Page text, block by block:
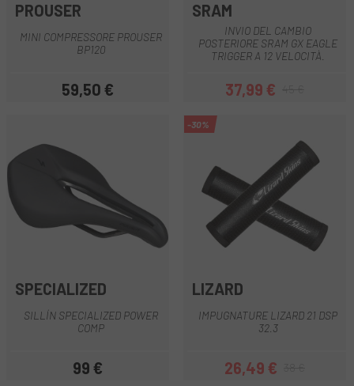
PROUSER
MINI COMPRESSORE PROUSER
BP120
Prezzo
59,50 €
SRAM
INVIO DEL CAMBIO
POSTERIORE SRAM GX EAGLE
TRIGGER A 12 VELOCITÀ.
Prezzo
37,99 €Prezzo base
SPECIALIZED
SILLÍN SPECIALIZED POWER
COMP
Prezzo
99 €
-30%
LIZARD
IMPUGNATURE LIZARD 21 DSP
32.3
Prezzo
26,49 €Prezzo base